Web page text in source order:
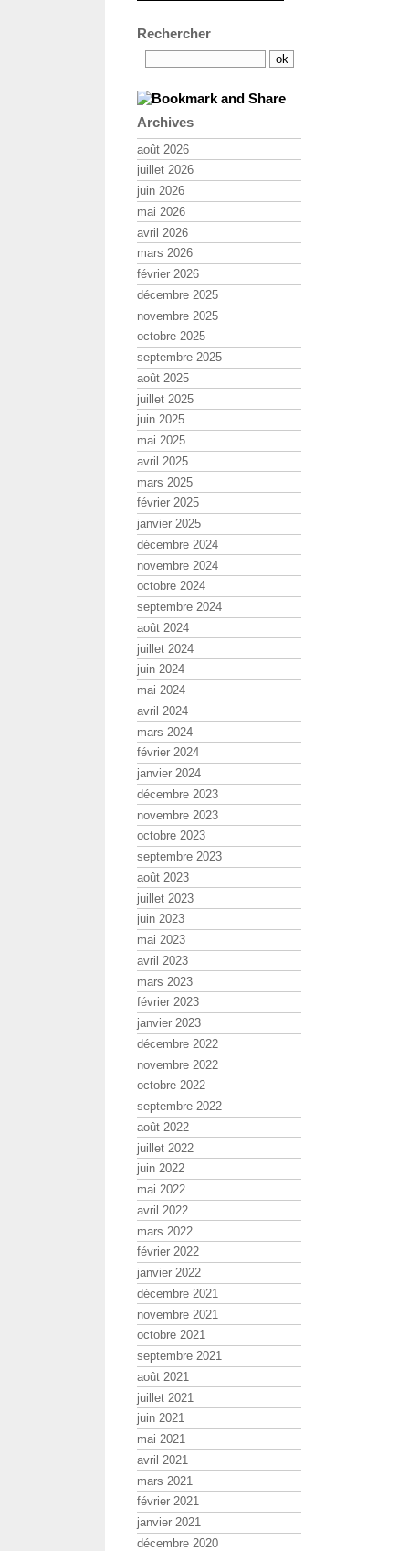
Rechercher
Archives
août 2026
juillet 2026
juin 2026
mai 2026
avril 2026
mars 2026
février 2026
décembre 2025
novembre 2025
octobre 2025
septembre 2025
août 2025
juillet 2025
juin 2025
mai 2025
avril 2025
mars 2025
février 2025
janvier 2025
décembre 2024
novembre 2024
octobre 2024
septembre 2024
août 2024
juillet 2024
juin 2024
mai 2024
avril 2024
mars 2024
février 2024
janvier 2024
décembre 2023
novembre 2023
octobre 2023
septembre 2023
août 2023
juillet 2023
juin 2023
mai 2023
avril 2023
mars 2023
février 2023
janvier 2023
décembre 2022
novembre 2022
octobre 2022
septembre 2022
août 2022
juillet 2022
juin 2022
mai 2022
avril 2022
mars 2022
février 2022
janvier 2022
décembre 2021
novembre 2021
octobre 2021
septembre 2021
août 2021
juillet 2021
juin 2021
mai 2021
avril 2021
mars 2021
février 2021
janvier 2021
décembre 2020